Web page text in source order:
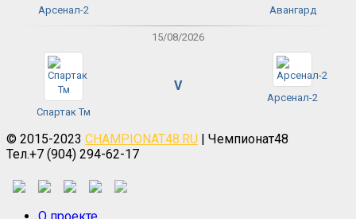
Арсенал-2 Авангард
15/08/2026
Спартак Тм
V
Арсенал-2
© 2015-2023 CHAMPIONAT48.RU | Чемпионат48
Тел.+7 (904) 294-62-17
О проекте